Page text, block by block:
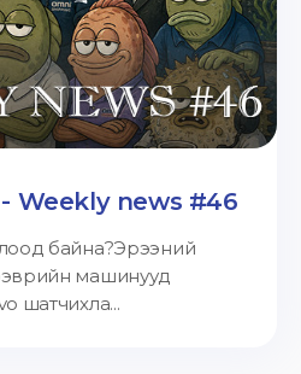
Weekly news #46
байна?Эрээний
машинууд
шатчихла...